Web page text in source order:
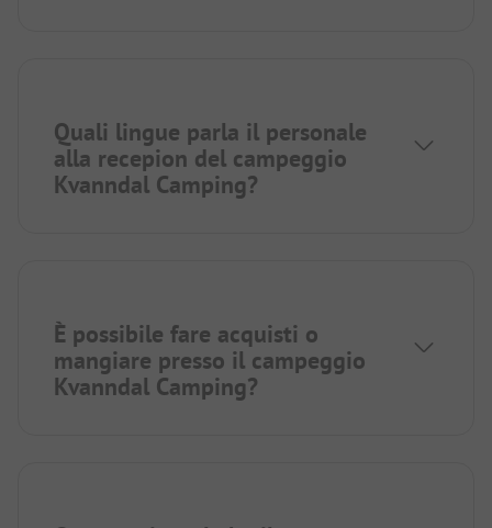
Quali lingue parla il personale
alla recepion del campeggio
Kvanndal Camping?
È possibile fare acquisti o
mangiare presso il campeggio
Kvanndal Camping?